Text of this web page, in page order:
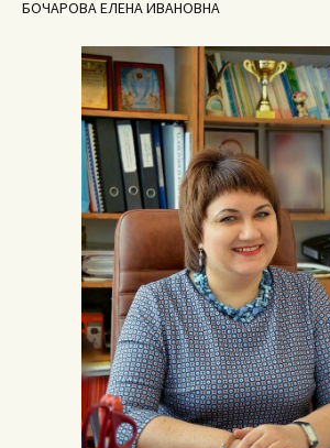
БОЧАРОВА ЕЛЕНА ИВАНОВНА